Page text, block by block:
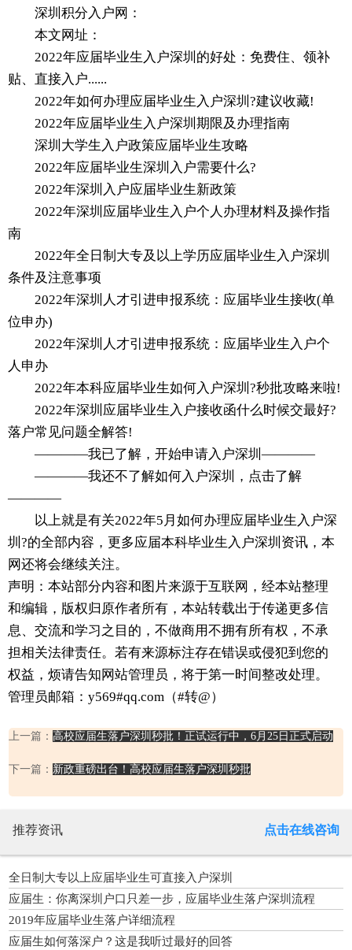
深圳积分入户网：
本文网址：
2022年应届毕业生入户深圳的好处：免费住、领补
贴、直接入户......
2022年如何办理应届毕业生入户深圳?建议收藏!
2022年应届毕业生入户深圳期限及办理指南
深圳大学生入户政策应届毕业生攻略
2022年应届毕业生深圳入户需要什么?
2022年深圳入户应届毕业生新政策
2022年深圳应届毕业生入户个人办理材料及操作指
南
2022年全日制大专及以上学历应届毕业生入户深圳
条件及注意事项
2022年深圳人才引进申报系统：应届毕业生接收(单
位申办)
2022年深圳人才引进申报系统：应届毕业生入户个
人申办
2022年本科应届毕业生如何入户深圳?秒批攻略来啦!
2022年深圳应届毕业生入户接收函什么时候交最好?
落户常见问题全解答!
————我已了解，开始申请入户深圳————
————我还不了解如何入户深圳，点击了解
————
以上就是有关2022年5月如何办理应届毕业生入户深
圳?的全部内容，更多应届本科毕业生入户深圳资讯，本
网还将会继续关注。
声明：本站部分内容和图片来源于互联网，经本站整理
和编辑，版权归原作者所有，本站转载出于传递更多信
息、交流和学习之目的，不做商用不拥有所有权，不承
担相关法律责任。若有来源标注存在错误或侵犯到您的
权益，烦请告知网站管理员，将于第一时间整改处理。
管理员邮箱：y569#qq.com（#转@）
上一篇： 高校应届生落户深圳秒批！正试运行中，6月25日正式启动
下一篇： 新政重磅出台！高校应届生落户深圳秒批
推荐资讯 点击在线咨询
全日制大专以上应届毕业生可直接入户深圳
应届生：你离深圳户口只差一步，应届毕业生落户深圳流程
2019年应届毕业生落户详细流程
应届生如何落深户？这是我听过最好的回答